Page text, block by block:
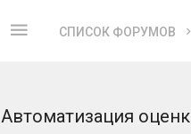
СПИСОК ФОРУМОВ
Автоматизация